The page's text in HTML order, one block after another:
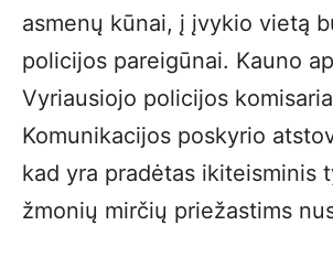
asmenų kūnai, į įvykio vietą
policijos pareigūnai. Kauno
Vyriausiojo policijos
Komunikacijos poskyrio
kad yra pradėtas ikiteisminis
žmonių mirčių priežastims